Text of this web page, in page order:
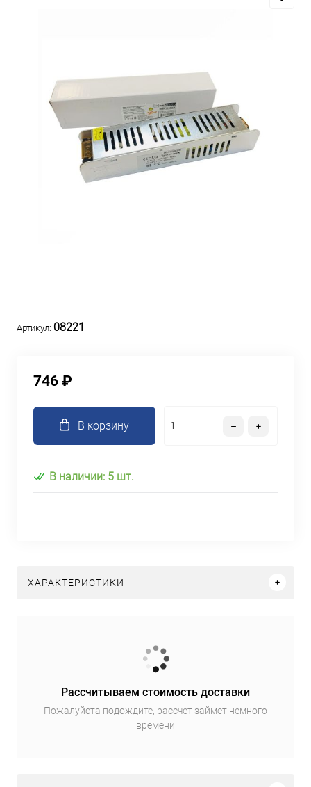
Артикул: 08221
746 ₽
В корзину
В наличии: 5 шт.
ХАРАКТЕРИСТИКИ
Рассчитываем стоимость доставки
Пожалуйста подождите, рассчет займет немного
времени